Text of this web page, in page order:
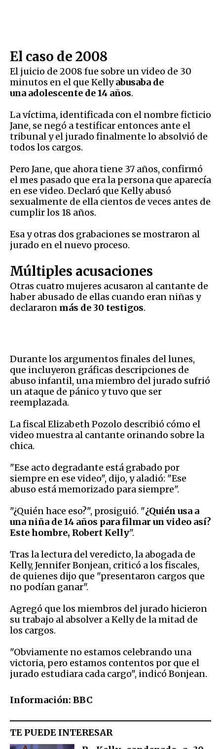
El caso de 2008
El juicio de 2008 fue sobre un video de 30
minutos en el que Kellyabusaba de
una adolescente de 14 años.
La víctima, identificada con el nombre ficticio
Jane, se negó a testificar entonces ante el
tribunal y el jurado finalmente lo absolvió de
todos los cargos.
Pero Jane, que ahora tiene 37 años, confirmó
el mes pasado que era la persona que aparecía
en ese video. Declaró que Kelly abusó
sexualmente de ella cientos de veces antes de
cumplir los 18 años.
Esa y otras dos grabaciones se mostraron al
jurado en el nuevo proceso.
Múltiples acusaciones
Otras cuatro mujeres acusaron al cantante de
haber abusado de ellas cuando eran niñas y
declararon más de 30 testigos.
Durante los argumentos finales del lunes,
que incluyeron gráficas descripciones de
abuso infantil, una miembro del jurado sufrió
un ataque de pánico y tuvo que ser
reemplazada.
La fiscal Elizabeth Pozolo describió cómo el
video muestra al cantante orinando sobre la
chica.
"Ese acto degradante está grabado por
siempre en ese video", dijo, y aladió: "Ese
abuso está memorizado para siempre".
"¿Quién hace eso?", prosiguió. "¿Quién usa a
una niña de 14 años para filmar un video así?
Este hombre, Robert Kelly".
Tras la lectura del veredicto, la abogada de
Kelly, Jennifer Bonjean, criticó a los fiscales,
de quienes dijo que "presentaron cargos que
no podían ganar".
Agregó que los miembros del jurado hicieron
su trabajo al absolver a Kelly de la mitad de
los cargos.
"Obviamente no estamos celebrando una
victoria, pero estamos contentos por que el
jurado estudiara cada cargo", indicó Bonjean.
Información: BBC
TE PUEDE INTERESAR